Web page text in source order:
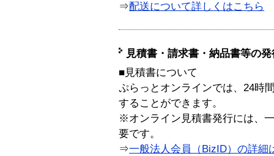
⇒配送について詳しくはこちら
見積書・請求書・納品書等の
■見積書について
ぷらっとオンラインでは、24時
することができます。
※オンライン見積書発行には、
要です。
⇒一般法人会員（BizID）の詳細